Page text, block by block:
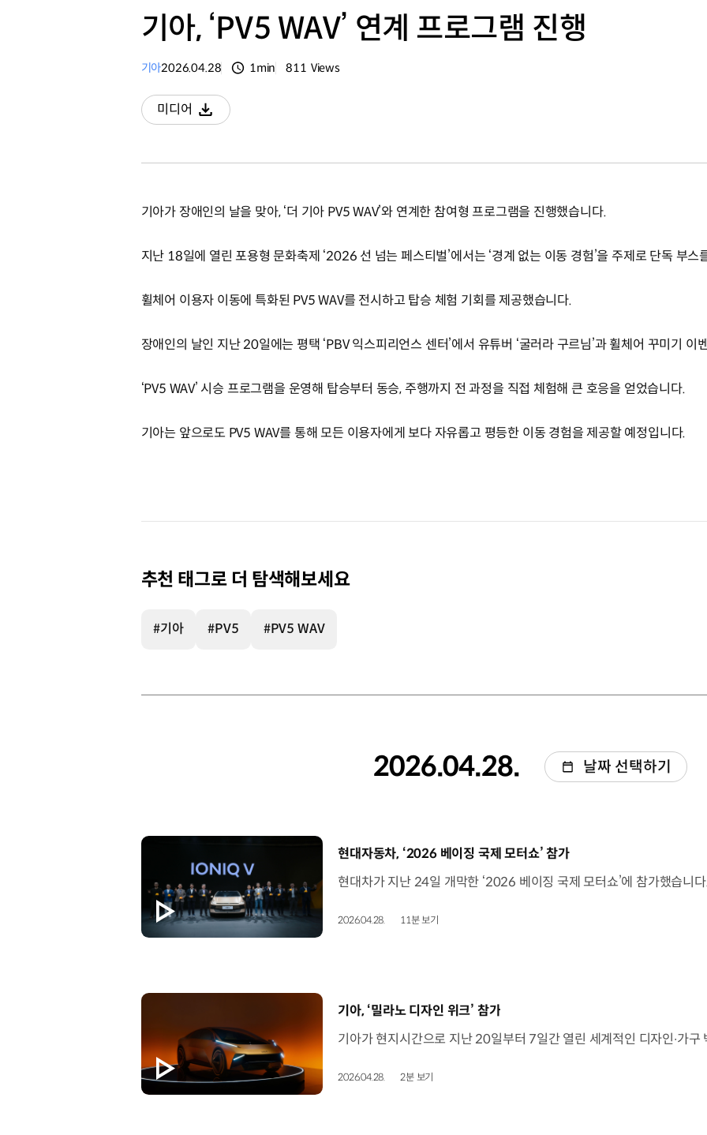
기아, ‘PV5 WAV’ 연계 프로그램 진행
기아2026.04.28 1min 811 Views
미디어
다운로드
기아가 장애인의 날을 맞아, ‘더 기아 PV5 WAV’와 연계한 참여형 프로그램을 진행했습니다.
지난 18일에 열린 포용형 문화축제 ‘2026 선 넘는 페스티벌’에서는 ‘경계 없는 이동 경험’을 주제로 단독 부스
휠체어 이용자 이동에 특화된 PV5 WAV를 전시하고 탑승 체험 기회를 제공했습니다.
장애인의 날인 지난 20일에는 평택 ‘PBV 익스피리언스 센터’에서 유튜버 ‘굴러라 구르님’과 휠체어 꾸미기 이
‘PV5 WAV’ 시승 프로그램을 운영해 탑승부터 동승, 주행까지 전 과정을 직접 체험해 큰 호응을 얻었습니다.
기아는 앞으로도 PV5 WAV를 통해 모든 이용자에게 보다 자유롭고 평등한 이동 경험을 제공할 예정입니다.
추천 태그로 더 탐색해보세요
#기아 #PV5 #PV5 WAV
2026.04.28. 날짜 선택하기
[동영상]
현대자동차, ‘2026 베이징 국제 모터쇼’ 참가
2026.04.28. 11분 보기
[동영상]
기아, ‘밀라노 디자인 위크’ 참가
2026.04.28. 2분 보기